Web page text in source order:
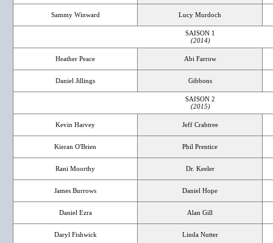
Sammy Winward Lucy Murdoch
SAISON 1
(2014)
Heather Peace Abi Farrow
Daniel Jillings Gibbons
SAISON 2
(2015)
Kevin Harvey Jeff Crabtree
Kieran O'Brien Phil Prentice
Rani Moorthy Dr. Keeler
James Burrows Daniel Hope
Daniel Ezra Alan Gill
Daryl Fishwick Linda Nutter